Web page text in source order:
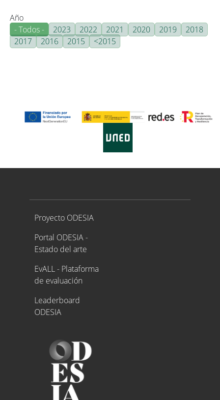
Año
- Todos -
2023 2022 2021 2020 2019
2018
2017
2016 2015 <2015
Proyecto ODESIA
Proyecto ODESIA
Portal ODESIA -
Estado del arte
EvALL - Plataforma
de evaluación
Leaderboard
ODESIA